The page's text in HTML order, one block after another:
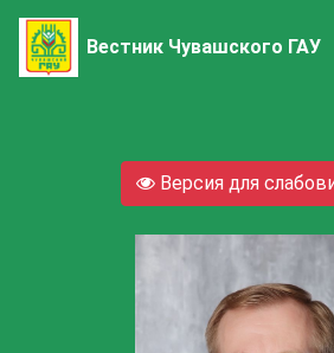
Вестник Чувашского ГАУ
Версия для